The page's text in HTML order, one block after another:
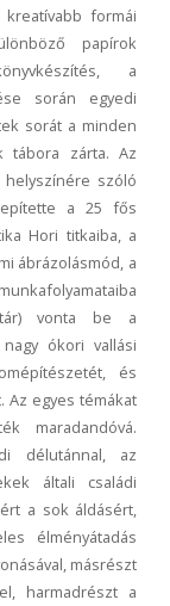
formái
papírok
a
során egyedi
sorát a minden
tábora zárta. Az
helyszínére szóló
a 25 fős
Hori titkaiba, a
ábrázolásmód, a
vonta be a
ókori vallási
és
Az egyes témákat
maradandóvá.
délutánnal, az
általi családi
a sok áldásért,
élményátadás
másrészt
harmadrészt a